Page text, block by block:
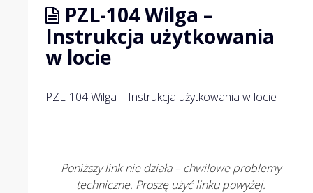
PZL-104 Wilga –
Instrukcja użytkowania
w locie
PZL-104 Wilga – Instrukcja użytkowania w locie
Poniższy link nie działa – chwilowe problemy
techniczne. Proszę użyć linku powyżej.